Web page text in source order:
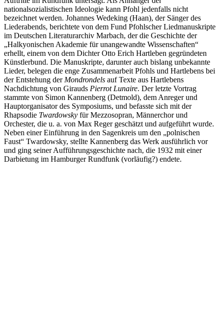
nationalsozialistischen Ideologie kann Pfohl jedenfalls nicht
bezeichnet werden. Johannes Wedeking (Haan), der Sänger des
Liederabends, berichtete von dem Fund Pfohlscher Liedmanuskripte
im Deutschen Literaturarchiv Marbach, der die Geschichte der
„Halkyonischen Akademie für unangewandte Wissenschaften“
erhellt, einem von dem Dichter Otto Erich Hartleben gegründeten
Künstlerbund. Die Manuskripte, darunter auch bislang unbekannte
Lieder, belegen die enge Zusammenarbeit Pfohls und Hartlebens bei
der Entstehung der Mondrondels auf Texte aus Hartlebens
Nachdichtung von Girauds Pierrot Lunaire. Der letzte Vortrag
stammte von Simon Kannenberg (Detmold), dem Anreger und
Hauptorganisator des Symposiums, und befasste sich mit der
Rhapsodie Twardowsky für Mezzosopran, Männerchor und
Orchester, die u. a. von Max Reger geschätzt und aufgeführt wurde.
Neben einer Einführung in den Sagenkreis um den „polnischen
Faust“ Twardowsky, stellte Kannenberg das Werk ausführlich vor
und ging seiner Aufführungsgeschichte nach, die 1932 mit einer
Darbietung im Hamburger Rundfunk (vorläufig?) endete.